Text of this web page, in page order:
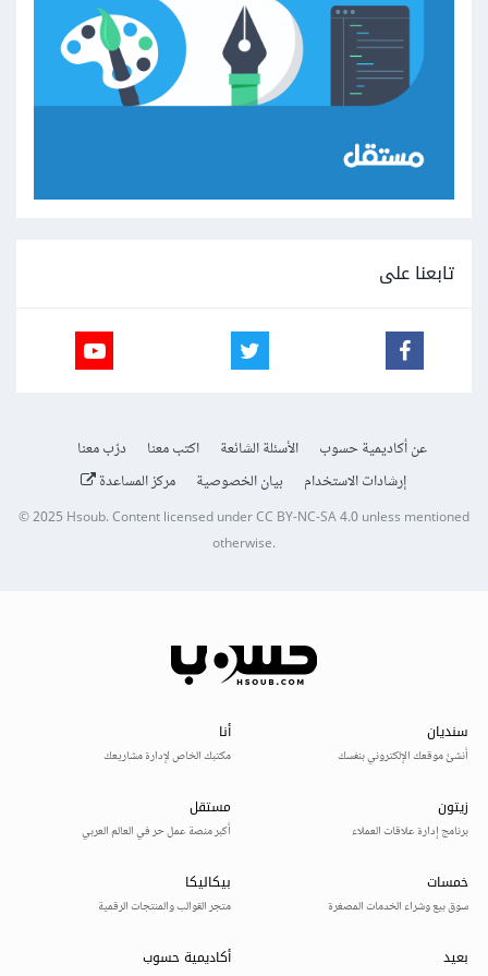
تابعنا على
عن أكاديمية حسوب الأسئلة الشائعة اكتب معنا
درّب معنا
إرشادات الاستخدام
بيان الخصوصية مركز المساعدة
© 2025Hsoub.Content licensed underCC BY-NC-SA 4.0unless mentioned
otherwise.